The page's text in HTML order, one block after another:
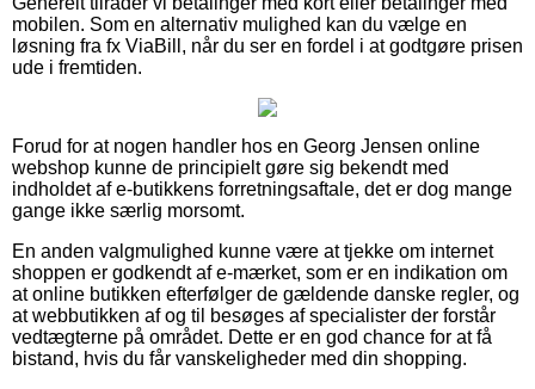
mobilen. Som en alternativ mulighed kan du vælge en
løsning fra fx ViaBill, når du ser en fordel i at godtgøre prisen
ude i fremtiden.
Forud for at nogen handler hos en Georg Jensen online
webshop kunne de principielt gøre sig bekendt med
indholdet af e-butikkens forretningsaftale, det er dog mange
gange ikke særlig morsomt.
En anden valgmulighed kunne være at tjekke om internet
shoppen er godkendt af e-mærket, som er en indikation om
at online butikken efterfølger de gældende danske regler, og
at webbutikken af og til besøges af specialister der forstår
vedtægterne på området. Dette er en god chance for at få
bistand, hvis du får vanskeligheder med din shopping.